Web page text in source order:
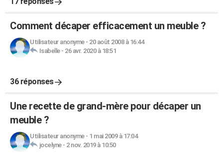
Comment décaper efficacement un meuble ?
Utilisateur anonyme- 20 août 2008 à 16:44
Isabelle- 26 avr. 2020 à 18:51
36 réponses
Une recette de grand-mère pour décaper un
meuble ?
Utilisateur anonyme- 1 mai 2009 à 17:04
jocelyne- 2 nov. 2019 à 10:50